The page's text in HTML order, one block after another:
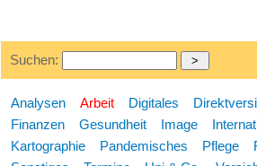
Suchen:
Analysen Arbeit Digitales
Finanzen
Gesundheit Image
Kartographie
Pandemisches Pflege